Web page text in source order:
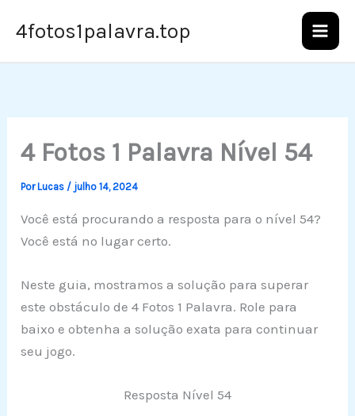
para4fotos1palavra.top
4 Fotos 1 Palavra Nível 54
PorLucas / julho 14, 2024
Você está procurando a resposta para o nível 54?
Você está no lugar certo.
Neste guia, mostramos a solução para superar
este obstáculo de 4 Fotos 1 Palavra. Role para
baixo e obtenha a solução exata para continuar
seu jogo.
Resposta Nível 54